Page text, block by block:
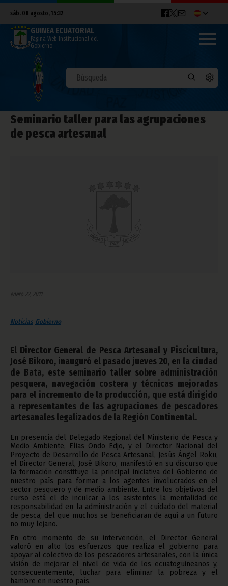
sáb. 08 agosto, 15:32
GUINEA ECUATORIAL
Página Web Institucional del
Gobierno
Seminario taller para las agrupaciones
de pesca artesanal
enero 22, 2011
Noticias Gobierno
El Director General de Pesca Artesanal y Piscicultura,
José Bikoro, inauguró el pasado jueves 20, en la ciudad
de Bata, este seminario taller sobre administración
pesquera, navegación costera y técnicas mejoradas
para el incremento de la producción, que está dirigido
a representantes de las agrupaciones de pescadores
artesanales legalizados de la Región Continental.
En presencia del Delegado Regional del Ministerio de Pesca y
Medio Ambiente, Elias Ondo Edjo, y el Director Nacional del
Proyecto de Desarrollo de Pesca Artesanal, Jesús Ángel Roku,
el Director General, José Bikoro, manifestó en su discurso que
la formación constituye la principal iniciativa del Gobierno de
nuestro país para formar a los agentes involucrados en el
sector pesquero y de medio ambiente. Entre los objetivos del
curso está el de inculcar a los asistentes la mentalidad de
responsabilidad en la administración y el cuidado del material
de pesca, del que muchos se beneficiaran de aquí a un futuro
no muy lejano.
En otro momento de su intervención, el Director General
valoró en alto los esfuerzos que realiza el gobierno para
apoyar al colectivo de los pescadores artesanales, con la única
visión de mejorar el nivel de vida de los ecuatoguineanos y,
consecuentemente, luchar para eliminar la pobreza y el
hambre en nuestro país.